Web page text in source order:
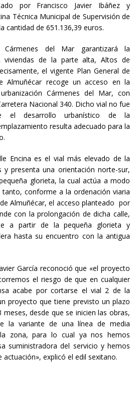
por Francisco Javier Ibáñez y
Técnica Municipal de Supervisión de
cantidad de 651.136,39 euros.
del Mar garantizará la
viviendas de la parte alta, Altos de
el vigente Plan General de
Almuñécar recoge un acceso en la
Cármenes del Mar, con
Nacional 340. Dicho vial no fue
el desarrollo urbanístico de la
resulta adecuado para la
Encina es el vial más elevado de la
y presenta una orientación norte-sur,
glorieta, la cual actúa a modo
conforme a la ordenación viaria
Almuñécar, el acceso planteado por
con la prolongación de dicha calle,
a partir de la pequeña glorieta y
hasta su encuentro con la antigua
García reconoció que «el proyecto
el riesgo de que en cualquier
acabe por cortarse el vial 2 de la
proyecto que tiene previsto un plazo
desde que se inicien las obras,
la variante de una línea de media
zona, para lo cual ya nos hemos
suministradora del servicio y hemos
explicó el edil sexitano.